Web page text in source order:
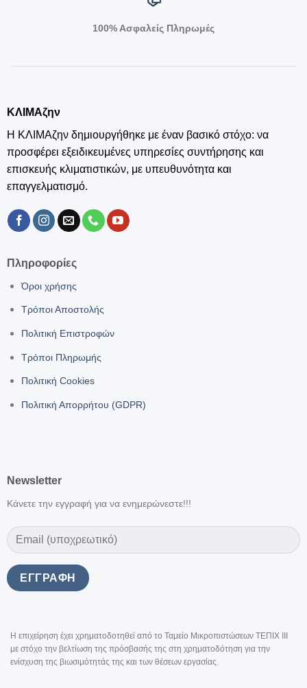
100% Ασφαλείς Πληρωμές
ΚΛΙΜΑζην
Η ΚΛΙΜΑζην δημιουργήθηκε με έναν βασικό στόχο: να
προσφέρει εξειδικευμένες υπηρεσίες συντήρησης και
επισκευής κλιματιστικών, με υπευθυνότητα και
επαγγελματισμό.
Πληροφορίες
Όροι χρήσης
Τρόποι Αποστολής
Πολιτική Επιστροφών
Τρόποι Πληρωμής
Πολιτική Cookies
Πολιτική Απορρήτου (GDPR)
Newsletter
Κάνετε την εγγραφή για να ενημερώνεστε!!!
Η επιχείρηση έχει χρηματοδοτηθεί από το Ταμείο Μικροπιστώσεων ΤΕΠΙΧ III
με στόχο την βελτίωση της πρόσβασής της στη χρηματοδότηση για την
ενίσχυση της βιωσιμότητάς της και των θέσεων εργασίας.